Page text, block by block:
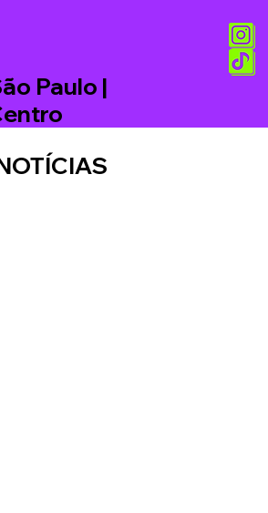
Paulo |